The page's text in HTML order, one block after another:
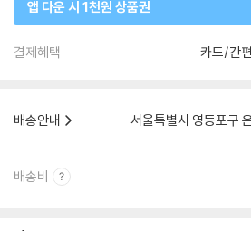
앱 다운 시 1천원 상품권
결제혜택 카드/간
배송안내
서울특별시 영등포구
배송비